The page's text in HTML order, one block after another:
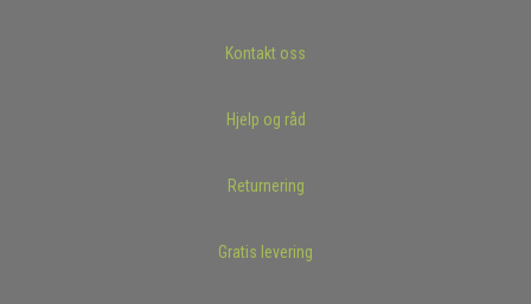
Kontakt oss
Hjelp og råd
Returnering
Gratis levering